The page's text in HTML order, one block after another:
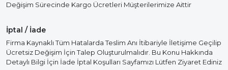
Değişim Sürecinde Kargo Ücretleri Müşterilerimize Aittir
İptal / İade
Firma Kaynaklı Tüm Hatalarda Teslim Anı İtibariyle İletişime Geçilip
Ücretsiz Değişim İçin Talep Oluşturulmalıdır. Bu Konu Hakkında
Detaylı Bilgi İçin İade İptal Koşulları Sayfamızı Lütfen Ziyaret Ediniz